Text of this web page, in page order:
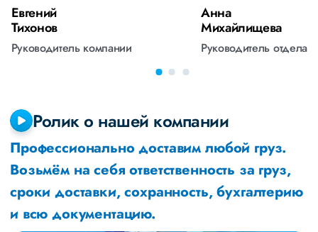
Евгений
Тихонов
Руководитель компании
Анна
Михайлищева
Руководитель отдела
Ролик о нашей компании
Профессионально доставим любой груз.
Возьмём на себя ответственность за груз,
сроки доставки, сохранность, бухгалтерию
и всю документацию.